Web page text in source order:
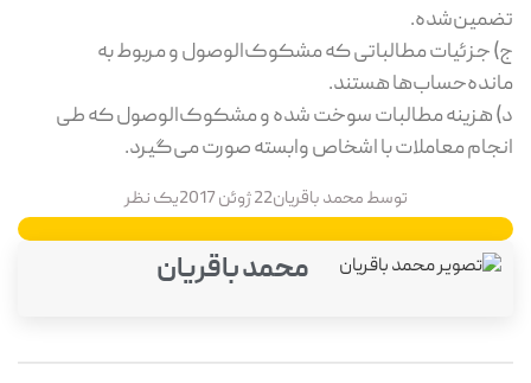
تضمین‌شده.
ج) جزئیات مطالباتی که مشکوک‌الوصول و مربوط به
مانده‌حساب‌ها هستند.
د) هزینه مطالبات سوخت شده و مشکوک‌الوصول که طی
انجام معاملات با اشخاص وابسته صورت می‌گیرد.
توسطمحمد باقریان22 ژوئن 2017 یک نظر
محمد باقریان